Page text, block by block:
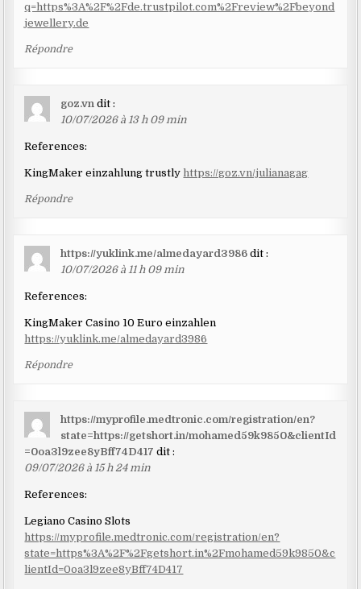
q=https%3A%2F%2Fde.trustpilot.com%2Freview%2Fbeyond
jewellery.de
Répondre
goz.vn dit :
10/07/2026 à 13 h 09 min
References:
KingMaker einzahlung trustly https://goz.vn/julianagag
Répondre
https://yuklink.me/almedayard3986 dit :
10/07/2026 à 11 h 09 min
References:
KingMaker Casino 10 Euro einzahlen
https://yuklink.me/almedayard3986
Répondre
https://myprofile.medtronic.com/registration/en?
state=https://getshort.in/mohamed59k9850&clientId
=0oa3l9zee8yBff74D417 dit :
09/07/2026 à 15 h 24 min
References:
Legiano Casino Slots
https://myprofile.medtronic.com/registration/en?
state=https%3A%2F%2Fgetshort.in%2Fmohamed59k9850&c
lientId=0oa3l9zee8yBff74D417